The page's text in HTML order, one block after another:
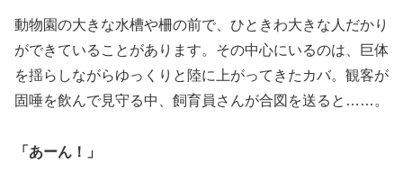
動物園の大きな水槽や柵の前で、ひときわ大きな人だかり
ができていることがあります。その中心にいるのは、巨体
を揺らしながらゆっくりと陸に上がってきたカバ。観客が
固唾を飲んで見守る中、飼育員さんが合図を送ると……。
「あーん！」